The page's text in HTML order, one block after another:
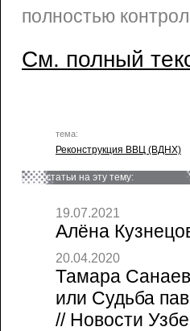
полностью
См. полный
тема:
Реконструкция ВВЦ (ВДНХ)
статьи на эту тему:
19.07.2021
Алёна
20.04.2020
Тамара
или Судьба
// Новости